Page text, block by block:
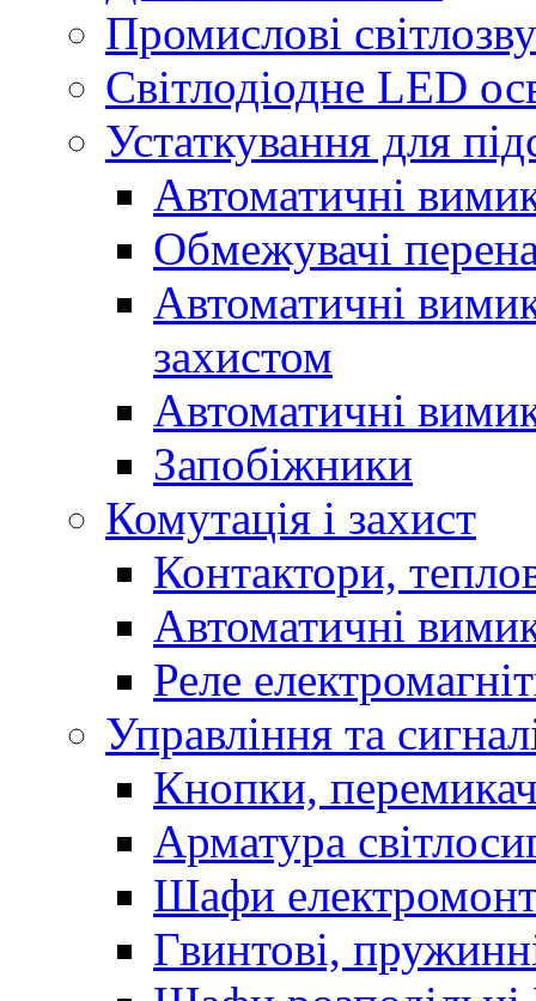
Промислові
Світлодіодне LED
Устаткування для
Автоматичні
Обмежувачі
Автоматичні
захистом
Автоматичні
Запобіжники
Комутація і захист
Контактори,
Автоматичні
Реле
Управління та
Кнопки,
Арматура
Шафи
Гвинтові,